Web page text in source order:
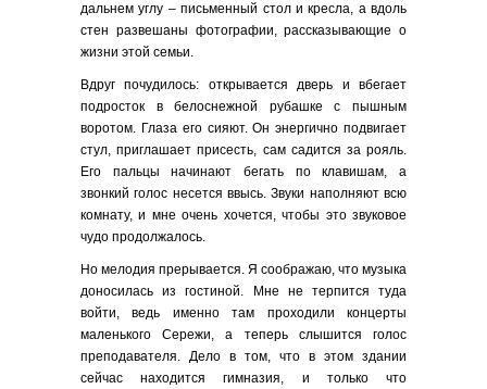
дальнем углу – письменный стол и кресла, а вдоль
стен развешаны фотографии, рассказывающие о
жизни этой семьи.
Вдруг почудилось: открывается дверь и вбегает
подросток в белоснежной рубашке с пышным
воротом. Глаза его сияют. Он энергично подвигает
стул, приглашает присесть, сам садится за рояль.
Его пальцы начинают бегать по клавишам, а
звонкий голос несется ввысь. Звуки наполняют всю
комнату, и мне очень хочется, чтобы это звуковое
чудо продолжалось.
Но мелодия прерывается. Я соображаю, что музыка
доносилась из гостиной. Мне не терпится туда
войти, ведь именно там проходили концерты
маленького Сережи, а теперь слышится голос
преподавателя. Дело в том, что в этом здании
сейчас находится гимназия, и только что